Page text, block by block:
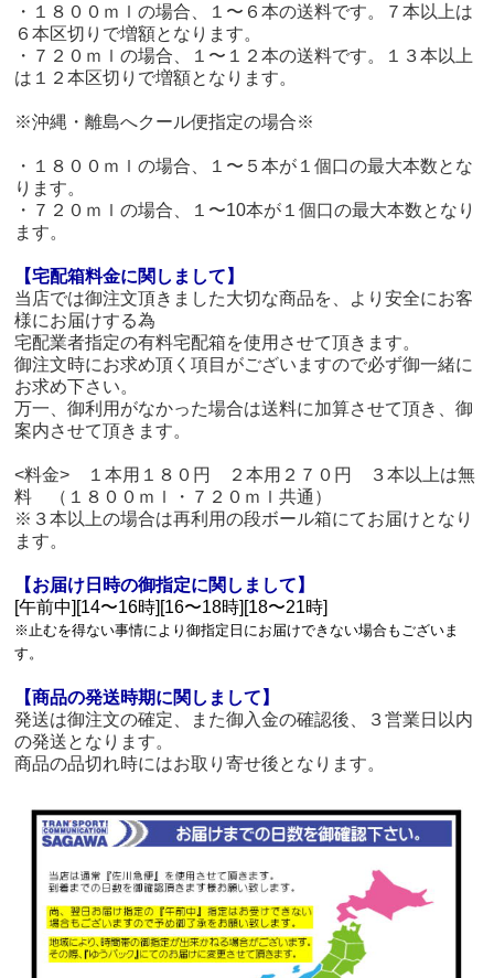
・１８００ｍｌの場合、１〜６本の送料です。７本以上は
６本区切りで増額となります。
・７２０ｍｌの場合、１〜１２本の送料です。１３本以上
は１２本区切りで増額となります。
※沖縄・離島へクール便指定の場合※
・１８００ｍｌの場合、１〜５本が１個口の最大本数とな
ります。
・７２０ｍｌの場合、１〜10本が１個口の最大本数となり
ます。
【宅配箱料金に関しまして】
当店では御注文頂きました大切な商品を、より安全にお客
様にお届けする為
宅配業者指定の有料宅配箱を使用させて頂きます。
御注文時にお求め頂く項目がございますので必ず御一緒に
お求め下さい。
万一、御利用がなかった場合は送料に加算させて頂き、御
案内させて頂きます。
<料金> １本用１８０円 ２本用２７０円 ３本以上は無
料 （１８００ｍｌ・７２０ｍｌ共通）
※３本以上の場合は再利用の段ボール箱にてお届けとなり
ます。
【お届け日時の御指定に関しまして】
[午前中][14〜16時][16〜18時][18〜21時]
※止むを得ない事情により御指定日にお届けできない場合もございま
す。
【商品の発送時期に関しまして】
発送は御注文の確定、また御入金の確認後、３営業日以内
の発送となります。
商品の品切れ時にはお取り寄せ後となります。